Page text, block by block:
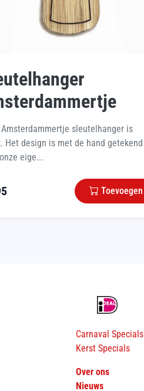
Amsterdammertje sleutelhanger is
Het design is met de hand getekend
eige...
Toevoegen
Carnaval Specials
Kerst Specials
Over ons
Nieuws